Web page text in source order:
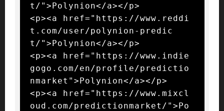
t/">Polynion</a></p>
<p><a href="https://www.reddi
t.com/user/polynion-predic
t/">Polynion</a></p>
<p><a href="https://www.indie
gogo.com/en/profile/predictio
nmarket">Polynion</a></p>
<p><a href="https://www.mixcl
oud.com/predictionmarket/">Po